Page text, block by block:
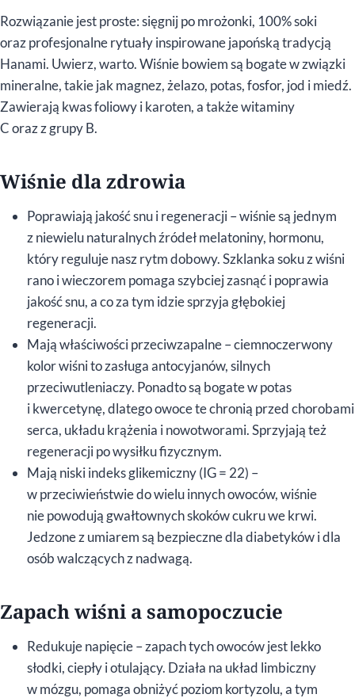
Rozwiązanie jest proste: sięgnij po mrożonki, 100% soki
oraz profesjonalne rytuały inspirowane japońską tradycją
Hanami. Uwierz, warto. Wiśnie bowiem są bogate w związki
mineralne, takie jak magnez, żelazo, potas, fosfor, jod i miedź.
Zawierają kwas foliowy i karoten, a także witaminy
C oraz z grupy B.
Wiśnie dla zdrowia
Poprawiają jakość snu i regeneracji – wiśnie są jednym
z niewielu naturalnych źródeł melatoniny, hormonu,
który reguluje nasz rytm dobowy. Szklanka soku z wiśni
rano i wieczorem pomaga szybciej zasnąć i poprawia
jakość snu, a co za tym idzie sprzyja głębokiej
regeneracji.
Mają właściwości przeciwzapalne – ciemnoczerwony
kolor wiśni to zasługa antocyjanów, silnych
przeciwutleniaczy. Ponadto są bogate w potas
i kwercetynę, dlatego owoce te chronią przed chorobami
serca, układu krążenia i nowotworami. Sprzyjają też
regeneracji po wysiłku fizycznym.
Mają niski indeks glikemiczny (IG = 22) –
w przeciwieństwie do wielu innych owoców, wiśnie
nie powodują gwałtownych skoków cukru we krwi.
Jedzone z umiarem są bezpieczne dla diabetyków i dla
osób walczących z nadwagą.
Zapach wiśni a samopoczucie
Redukuje napięcie – zapach tych owoców jest lekko
słodki, ciepły i otulający. Działa na układ limbiczny
w mózgu, pomaga obniżyć poziom kortyzolu, a tym